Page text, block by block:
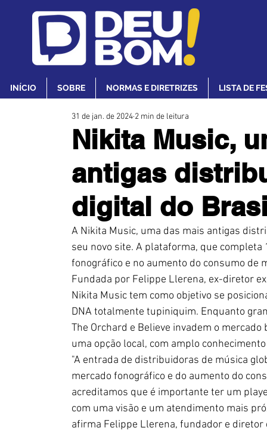
INÍCIO SOBRE NORMAS E DIRETRIZES LISTA DE
Nikita Music,
antigas
digital do
31 de jan. de 2024 2 min de leitura
A Nikita Music, uma das mais antigas
seu novo site. A plataforma, que
fonográfico e no aumento do consumo de
Fundada por Felippe Llerena, ex-diretor
Nikita Music tem como objetivo se
DNA totalmente tupiniquim. Enquanto
The Orchard e Believe invadem o
uma opção local, com amplo
"A entrada de distribuidoras de música
mercado fonográfico e do aumento do
acreditamos que é importante ter um
com uma visão e um atendimento mais
afirma Felippe Llerena, fundador e diretor